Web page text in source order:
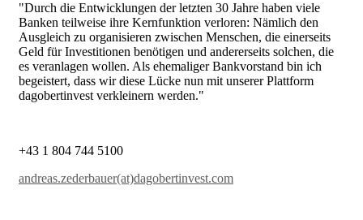
"Durch die Entwicklungen der letzten 30 Jahre haben viele
Banken teilweise ihre Kernfunktion verloren: Nämlich den
Ausgleich zu organisieren zwischen Menschen, die einerseits
Geld für Investitionen benötigen und andererseits solchen, die
es veranlagen wollen. Als ehemaliger Bankvorstand bin ich
begeistert, dass wir diese Lücke nun mit unserer Plattform
dagobertinvest verkleinern werden."
+43 1 804 744 5100
andreas.zederbauer(at)dagobertinvest.com